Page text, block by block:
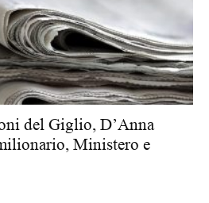
del Giglio, D’Anna
Ministero e